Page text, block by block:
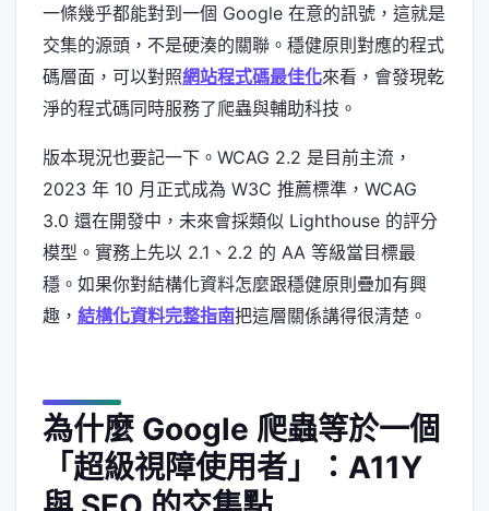
一條幾乎都能對到一個 Google 在意的訊號，這就是
交集的源頭，不是硬湊的關聯。穩健原則對應的程式
碼層面，可以對照網站程式碼最佳化來看，會發現乾
淨的程式碼同時服務了爬蟲與輔助科技。
版本現況也要記一下。WCAG 2.2 是目前主流，
2023 年 10 月正式成為 W3C 推薦標準，WCAG
3.0 還在開發中，未來會採類似 Lighthouse 的評分
模型。實務上先以 2.1、2.2 的 AA 等級當目標最
穩。如果你對結構化資料怎麼跟穩健原則疊加有興
趣， 結構化資料完整指南把這層關係講得很清楚。
為什麼 Google 爬蟲等於一個
「超級視障使用者」：A11Y